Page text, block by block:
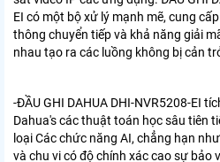
EI có một bộ xử lý mạnh mẽ, cung
thông chuyển tiếp và khả năng giải
nhau tạo ra các luồng không bị cản
-ĐẦU GHI DAHUA DHI-NVR5208-EI
Dahua'scác thuật toán học sâu tiên
loạiCác chức năng AI, chẳng hạn
và chu vi có độ chính xác caosự bảo